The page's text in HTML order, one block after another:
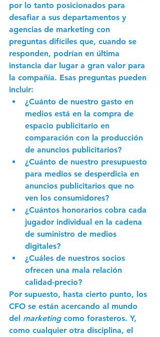
por lo tanto posicionados para
desafiar a sus departamentos y
agencias de marketing con
preguntas difíciles que, cuando se
responden, podrían en última
instancia dar lugar a gran valor para
la compañía. Esas preguntas pueden
incluir:
¿Cuánto de nuestro gasto en
medios está en la compra de
espacio publicitario en
comparación con la producción
de anuncios publicitarios?
¿Cuánto de nuestro presupuesto
para medios se desperdicia en
anuncios publicitarios que no
ven los consumidores?
¿Cuántos honorarios cobra cada
jugador individual en la cadena
de suministro de medios
digitales?
¿Cuáles de nuestros socios
ofrecen una mala relación
calidad-precio?
Por supuesto, hasta cierto punto, los
CFO se están acercando al mundo
del marketing como forasteros. Y,
como cualquier otra disciplina, el